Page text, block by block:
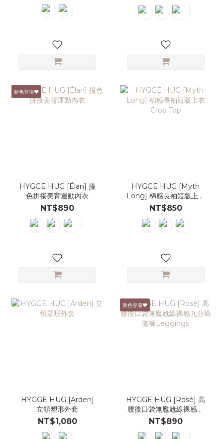
新色登場♥
HYGGE HUG [Élan] 撞
色拼接美背運動內衣
NT$890
HYGGE HUG [Myth
Long] 棉感長袖短版上衣
Crop Top
NT$850
HYGGE HUG [Arden]
立領塑形外套
NT$1,080
新色登場♥
HYGGE HUG [Rosé] 高
腰後口袋無尷尬線裸感九
分瑜珈褲Leggings
NT$890